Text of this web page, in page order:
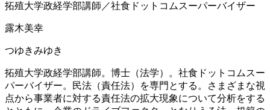
拓殖大学政経学部講師／社食ドットコムスーパーバイザー
露木美幸
つゆきみゆき
拓殖大学政経学部講師。博士（法学）。社食ドットコムスー
パーバイザー。民法（責任法）を専門とする。さまざまな視
点から事業者に対する責任法の拡大現象について分析をする